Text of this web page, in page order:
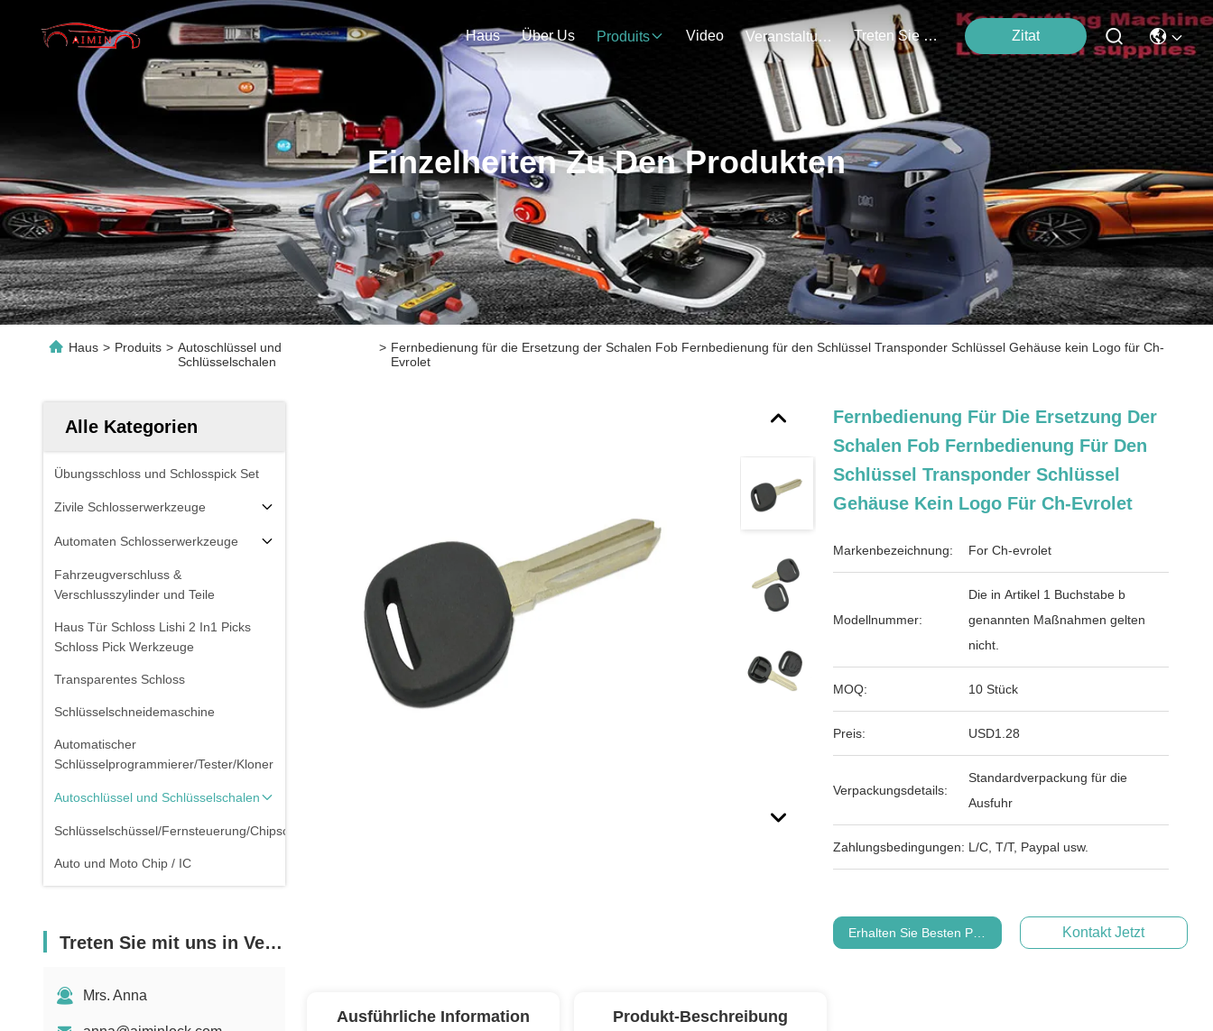
Haus Über Us Produits Video Veranstaltungen Treten Sie Mit Uns In Verbindung Zitat
Einzelheiten Zu Den Produkten
Haus > Produits > Autoschlüssel und
Schlüsselschalen
> Fernbedienung für die Ersetzung der Schalen Fob Fernbedienung für den Schlüssel Transponder Schlüssel Gehäuse kein Logo für Ch-
Evrolet
Alle Kategorien
Übungsschloss und Schlosspick Set
Zivile Schlosserwerkzeuge
Automaten Schlosserwerkzeuge
Fahrzeugverschluss &
Verschlusszylinder und Teile
Haus Tür Schloss Lishi 2 In1 Picks
Schloss Pick Werkzeuge
Transparentes Schloss
Schlüsselschneidemaschine
Automatischer
Schlüsselprogrammierer/Tester/Kloner
Autoschlüssel und Schlüsselschalen
Schlüsselschüssel/Fernsteuerung/Chipschlüssel
Auto und Moto Chip / IC
Treten Sie mit uns in Verbindung
Mrs. Anna
Fernbedienung Für Die Ersetzung Der
Schalen Fob Fernbedienung Für Den
Schlüssel Transponder Schlüssel
Gehäuse Kein Logo Für Ch-Evrolet
Markenbezeichnung: For Ch-evrolet
Modellnummer:
Die in Artikel 1 Buchstabe b
genannten Maßnahmen gelten
nicht.
MOQ: 10 Stück
Preis: USD1.28
Verpackungsdetails:
Standardverpackung für die
Ausfuhr
Zahlungsbedingungen: L/C, T/T, Paypal usw.
Erhalten Sie Besten Preis Kontakt Jetzt
Ausführliche Information Produkt-Beschreibung